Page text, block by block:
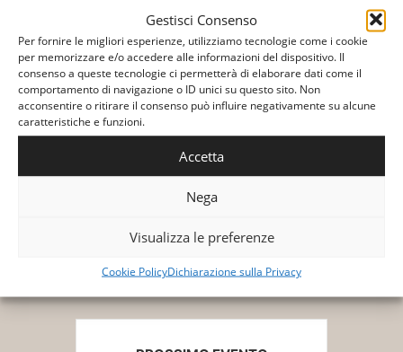
Gestisci Consenso
Per fornire le migliori esperienze, utilizziamo tecnologie come i cookie
per memorizzare e/o accedere alle informazioni del dispositivo. Il
consenso a queste tecnologie ci permetterà di elaborare dati come il
comportamento di navigazione o ID unici su questo sito. Non
acconsentire o ritirare il consenso può influire negativamente su alcune
caratteristiche e funzioni.
Accetta
Nega
Visualizza le preferenze
Cookie PolicyDichiarazione sulla Privacy
Biglietti/Tickets
+ Aggiungi a Google Calendar